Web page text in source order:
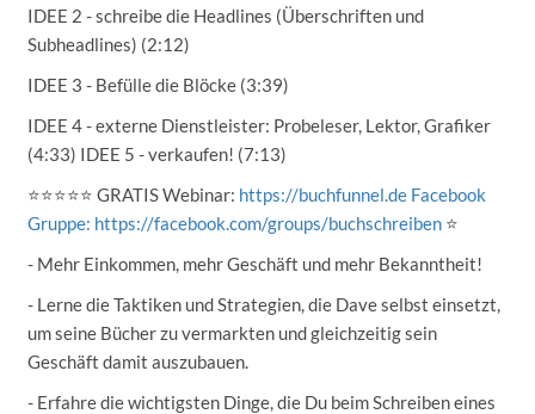
IDEE 2 - schreibe die Headlines (Überschriften und
Subheadlines) (2:12)
IDEE 3 - Befülle die Blöcke (3:39)
IDEE 4 - externe Dienstleister: Probeleser, Lektor, Grafiker
(4:33) IDEE 5 - verkaufen! (7:13)
⭐️⭐️⭐️⭐️⭐️ GRATIS Webinar: https://buchfunnel.de Facebook
Gruppe: https://facebook.com/groups/buchschreiben ⭐️
- Mehr Einkommen, mehr Geschäft und mehr Bekanntheit!
- Lerne die Taktiken und Strategien, die Dave selbst einsetzt,
um seine Bücher zu vermarkten und gleichzeitig sein
Geschäft damit auszubauen.
- Erfahre die wichtigsten Dinge, die Du beim Schreiben eines